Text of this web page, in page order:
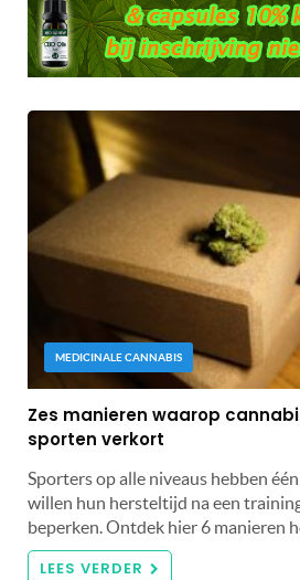
MEDICINALE CANNABIS
Zes manieren waarop
sporten verkort
Sporters op alle niveaus hebben
willen hun hersteltijd na een
beperken. Ontdek hier 6 manieren
LEES VERDER